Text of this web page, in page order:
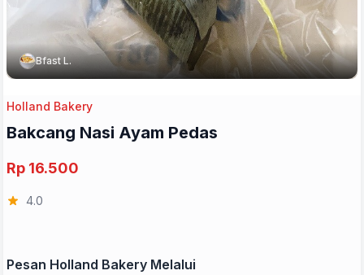
Bfast L.
Holland Bakery
Bakcang Nasi Ayam Pedas
Rp 16.500
4.0
Pesan Holland Bakery Melalui